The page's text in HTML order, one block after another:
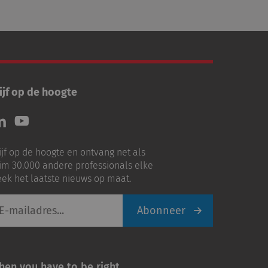
op de hoogte
Volg
ons
Youtube
op de hoogte en ontvang net als
30.000 andere professionals elke
het laatste nieuws op maat.
Abonneer